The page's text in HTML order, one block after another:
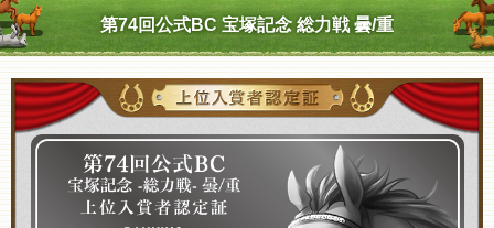
第74回公式BC 宝塚記念 総力戦 曇/重